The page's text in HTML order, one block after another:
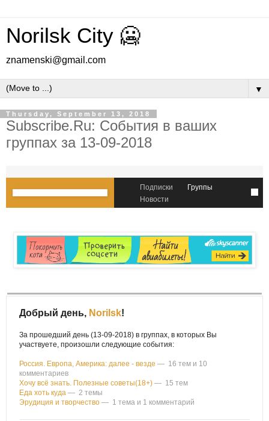
Norilsk City 🥶
znamenski@gmail.com
▼
Thursday, September 13, 2018
Subscribe.Ru: События в ваших
группах за 13-09-2018
Подписки
Группы
Новости
Добрый день, Norilsk!
За прошедший день (13-09-2018) в группах, в которых Вы
участвуете, произошли следующие события:
Россия. Европа, Америка: далее - везде — 16 тем и 10
комментариев
Хочу всё знать. Полезные советы(18+) — 15 тем
Еда хоть куда — 2 темы
Эрудиция и творчество — 1 тема и 1 комментарий